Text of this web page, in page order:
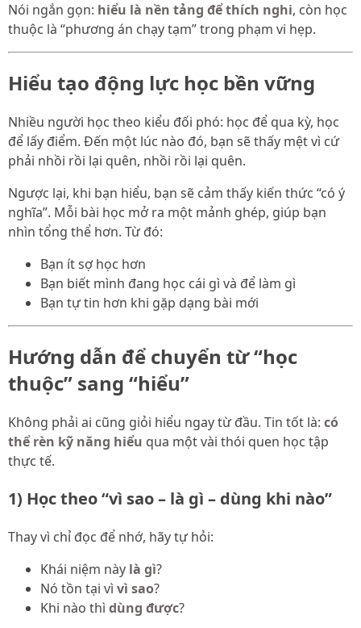
Nói ngắn gọn: hiểu là nền tảng để thích nghi, còn học
thuộc là “phương án chạy tạm” trong phạm vi hẹp.
Hiểu tạo động lực học bền vững
Nhiều người học theo kiểu đối phó: học để qua kỳ, học
để lấy điểm. Đến một lúc nào đó, bạn sẽ thấy mệt vì cứ
phải nhồi rồi lại quên, nhồi rồi lại quên.
Ngược lại, khi bạn hiểu, bạn sẽ cảm thấy kiến thức “có ý
nghĩa”. Mỗi bài học mở ra một mảnh ghép, giúp bạn
nhìn tổng thể hơn. Từ đó:
Bạn ít sợ học hơn
Bạn biết mình đang học cái gì và để làm gì
Bạn tự tin hơn khi gặp dạng bài mới
Hướng dẫn để chuyển từ “học
thuộc” sang “hiểu”
Không phải ai cũng giỏi hiểu ngay từ đầu. Tin tốt là: có
thể rèn kỹ năng hiểu qua một vài thói quen học tập
thực tế.
1) Học theo “vì sao – là gì – dùng khi nào”
Thay vì chỉ đọc để nhớ, hãy tự hỏi:
Khái niệm này là gì?
Nó tồn tại vì vì sao?
Khi nào thì dùng được?